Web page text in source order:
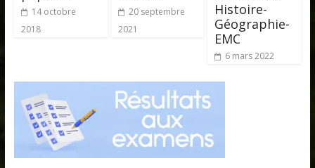
14 octobre
2018
20 septembre
2021
Histoire-
Géographie-
EMC
6 mars 2022